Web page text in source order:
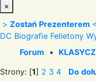
×
> Zostań Prezenterem <
DC Biografie Felietony
Forum •
Strony: [1] 2 3 4 Do